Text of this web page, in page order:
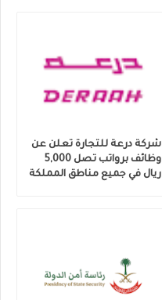
شركة درعة للتجارة تعلن عن
وظائف برواتب تصل 5,000
ريال في جميع مناطق المملكة